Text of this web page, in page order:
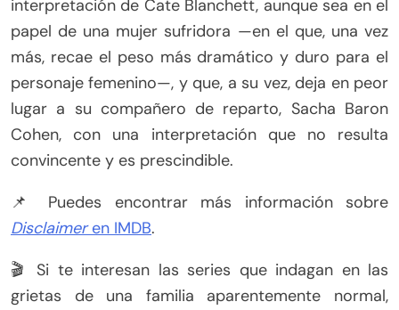
interpretación de Cate Blanchett, aunque sea en el
papel de una mujer sufridora —en el que, una vez
más, recae el peso más dramático y duro para el
personaje femenino—, y que, a su vez, deja en peor
lugar a su compañero de reparto, Sacha Baron
Cohen, con una interpretación que no resulta
convincente y es prescindible.
📌 Puedes encontrar más información sobre
Disclaimeren IMDB.
🎬 Si te interesan las series que indagan en las
grietas de una familia aparentemente normal,